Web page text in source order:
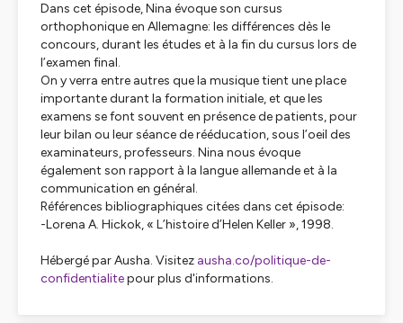
Dans cet épisode, Nina évoque son cursus
orthophonique en Allemagne: les différences dès le
concours, durant les études et à la fin du cursus lors de
l’examen final.
On y verra entre autres que la musique tient une place
importante durant la formation initiale, et que les
examens se font souvent en présence de patients, pour
leur bilan ou leur séance de rééducation, sous l’oeil des
examinateurs, professeurs. Nina nous évoque
également son rapport à la langue allemande et à la
communication en général.
Références bibliographiques citées dans cet épisode:
-Lorena A. Hickok, « L’histoire d’Helen Keller », 1998.
Hébergé par Ausha. Visitez ausha.co/politique-de-
confidentialitepour plus d'informations.